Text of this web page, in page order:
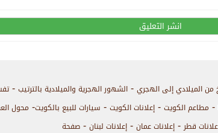
من الميلادي إلى الهجري -الشهور الهجرية والميلادية بالترتيب -
- مطاعم الكويت -إعلانات الكويت - سيارات للبيع بالكويت- محول
قطر- إعلانات عمان - إعلانات لبنان - صفحة